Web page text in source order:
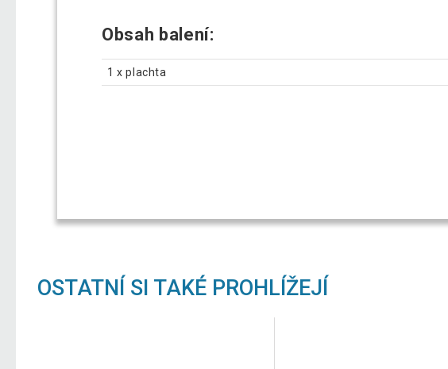
Obsah balení:
1 x plachta
OSTATNÍ SI TAKÉ PROHLÍŽEJÍ